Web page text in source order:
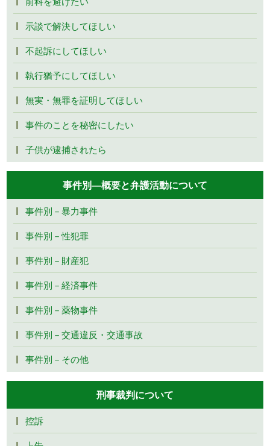
示談で解決してほしい
不起訴にしてほしい
執行猶予にしてほしい
無実・無罪を証明してほしい
事件のことを秘密にしたい
子供が逮捕されたら
事件別―概要と弁護活動について
事件別－暴力事件
事件別－性犯罪
事件別－財産犯
事件別－経済事件
事件別－薬物事件
事件別－交通違反・交通事故
事件別－その他
刑事裁判について
控訴